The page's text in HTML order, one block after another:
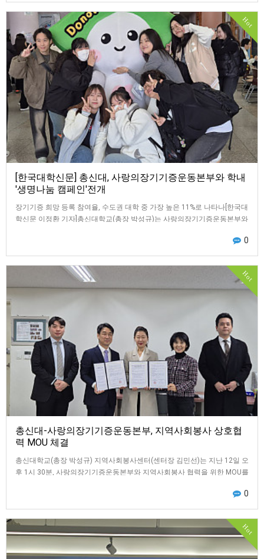
Hot
[한국대학신문] 총신대, 사랑의장기기증운동본부와 학내
'생명나눔 캠페인'전개
장기기증 희망 등록 참여율, 수도권 대학 중 가장 높은 11%로 나타나[한국대
학신문 이정환 기자]총신대학교(총장 박성규)는 사랑의장기기증운동본부와
0
Hot
총신대-사랑의장기기증운동본부, 지역사회봉사 상호협
력 MOU 체결
총신대학교(총장 박성규) 지역사회봉사센터(센터장 김민선)는 지난 12일 오
후 1시 30분, 사랑의장기기증운동본부와 지역사회봉사 협력을 위한 MOU를
0
Hot